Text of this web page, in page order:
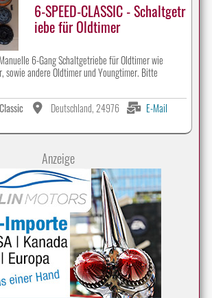
6-SPEED-CLASSIC - Schaltgetr
iebe für Oldtimer
6-Gang Schaltgetriebe für Oldtimer wie
sowie andere Oldtimer und Youngtimer. Bitte
Deutschland, 24976
E-Mail
Anzeige